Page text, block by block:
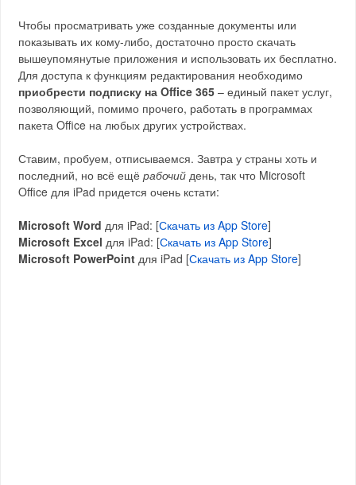
Чтобы просматривать уже созданные документы или
показывать их кому-либо, достаточно просто скачать
вышеупомянутые приложения и использовать их бесплатно.
Для доступа к функциям редактирования необходимо
приобрести подписку на Office 365 – единый пакет услуг,
позволяющий, помимо прочего, работать в программах
пакета Office на любых других устройствах.
Ставим, пробуем, отписываемся. Завтра у страны хоть и
последний, но всё ещёрабочий день, так что Microsoft
Office для iPad придется очень кстати:
Microsoft Word для iPad: [Скачать из App Store]
Microsoft Excel для iPad: [Скачать из App Store]
Microsoft PowerPoint для iPad [Скачать из App Store]